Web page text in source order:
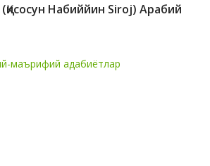
Набиййин Siroj) Арабий
маърифий адабиётлар